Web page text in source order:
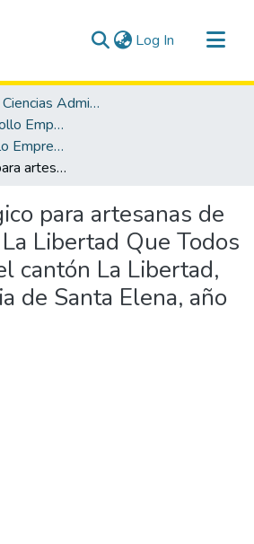
Log In (current)
Facultad de Ciencias Administrativas
Carrera de Desarrollo Empresarial
Tesis de Desarrollo Empresarial
Plan estratégico para artesanas de la asociación La Libertad Que Todos Queremos del cantón La Libertad, de la provincia de Santa Elena, año 2014-2019.
para artesanas de
Libertad Que Todos
cantón La Libertad,
de Santa Elena, año